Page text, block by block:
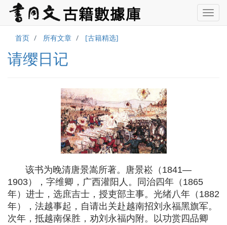
首页 所有文章 [古籍精选]
请缨日记
该书为晚清唐景嵩所著。唐景崧（1841—
1903），字维卿，广西灌阳人。同治四年（1865
年）进士，选庶吉士，授吏部主事。光绪八年（1882
年），法越事起，自请出关赴越南招刘永福黑旗军。
次年，抵越南保胜，劝刘永福内附。以功赏四品卿